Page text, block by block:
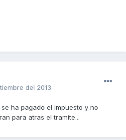
del 2013
ha pagado el impuesto y no
para atras el tramite...